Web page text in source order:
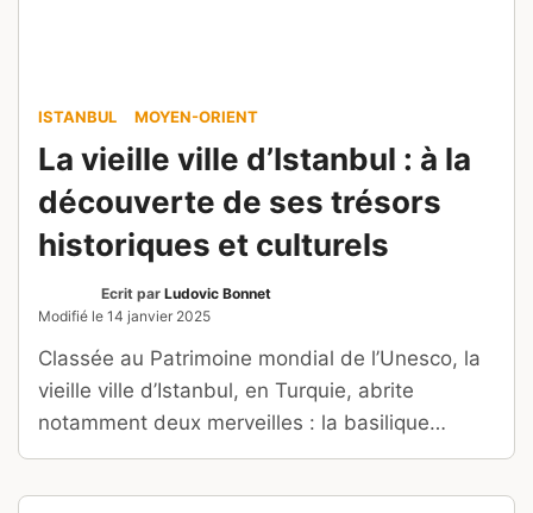
ISTANBUL MOYEN-ORIENT
La vieille ville d’Istanbul : à la
découverte de ses trésors
historiques et culturels
Ecrit par Ludovic Bonnet
Modifié le 14 janvier 2025
Classée au Patrimoine mondial de l’Unesco, la
vieille ville d’Istanbul, en Turquie, abrite
notamment deux merveilles : la basilique
Sainte-Sophie et la Mosquée bleue.